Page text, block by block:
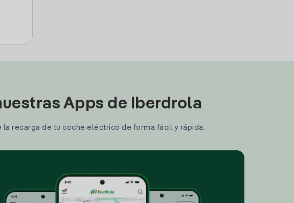
Apps de Iberdrola
recarga de tu coche eléctrico de forma fácil y rápida.